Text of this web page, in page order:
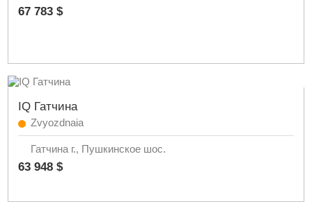
67 783 $
IQ Гатчина
Zvyozdnaia
Гатчина г., Пушкинское шос.
63 948 $